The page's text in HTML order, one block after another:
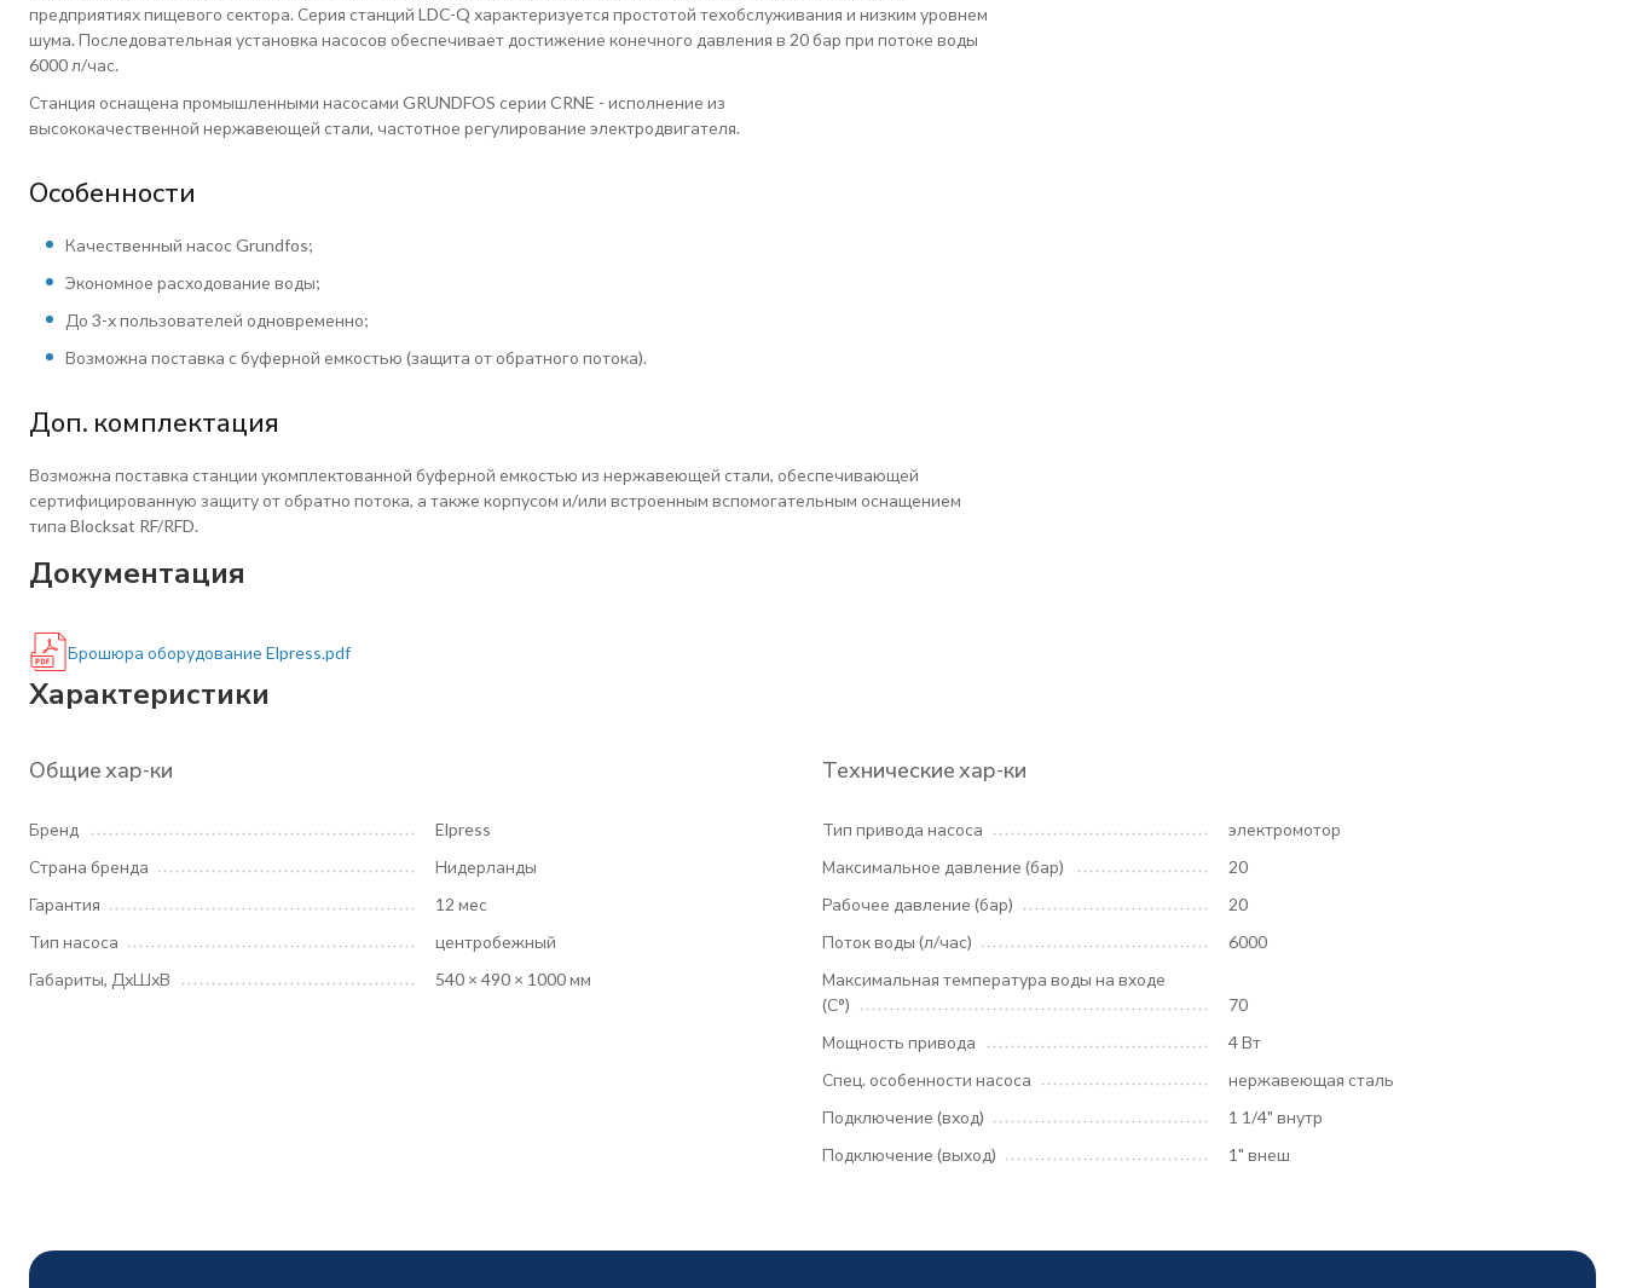
предприятиях пищевого сектора. Серия станций LDC-Q характеризуется простотой техобслуживания и низким уровнем
шума. Последовательная установка насосов обеспечивает достижение конечного давления в 20 бар при потоке воды
6000 л/час.
Станция оснащена промышленными насосами GRUNDFOS серии CRNE - исполнение из
высококачественной нержавеющей стали, частотное регулирование электродвигателя.
Особенности
Качественный насос Grundfos;
Экономное расходование воды;
До 3-х пользователей одновременно;
Возможна поставка с буферной емкостью (защита от обратного потока).
Доп. комплектация
Возможна поставка станции укомплектованной буферной емкостью из нержавеющей стали, обеспечивающей
сертифицированную защиту от обратно потока, а также корпусом и/или встроенным вспомогательным оснащением
типа Blocksat RF/RFD.
Документация
Брошюра оборудование Elpress.pdf
Характеристики
Общие хар-ки
Бренд
Elpress
Страна бренда
Нидерланды
Гарантия
12 мес
Тип насоса
центробежный
Габариты, ДхШхВ
540 × 490 × 1000 мм
Технические хар-ки
Тип привода насоса
электромотор
Максимальное давление (бар)
20
Рабочее давление (бар)
20
Поток воды (л/час)
6000
Максимальная температура воды на входе
(С°)
70
Мощность привода
4 Вт
Спец. особенности насоса
нержавеющая сталь
Подключение (вход)
1 1/4" внутр
Подключение (выход)
1" внеш